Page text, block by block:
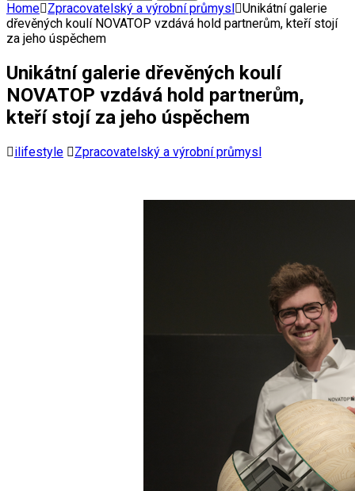
Home Zpracovatelský a výrobní průmysl Unikátní galerie
dřevěných koulí NOVATOP vzdává hold partnerům, kteří stojí
za jeho úspěchem
Unikátní galerie dřevěných koulí
NOVATOP vzdává hold partnerům,
kteří stojí za jeho úspěchem
ilifestyle Zpracovatelský a výrobní průmysl